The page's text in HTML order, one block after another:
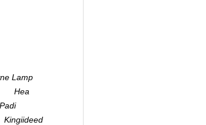
Lamp
Hea
Kingiideed